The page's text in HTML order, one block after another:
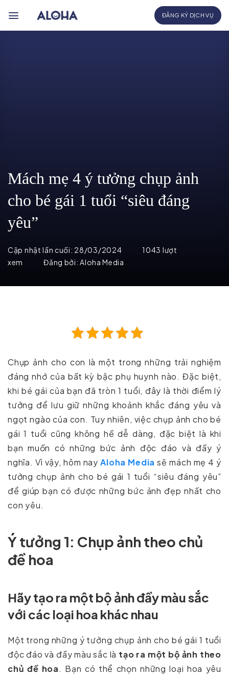
qua
ĐĂNG KÝ DỊCH VỤ
Mách mẹ 4 ý tưởng chụp ảnh
cho bé gái 1 tuổi “siêu đáng
yêu”
Cập nhật lần cuối: 28/03/2024
1043 lượt
xem
Đăng bởi:Aloha Media
Chụp ảnh cho con là một trong những trải nghiệm
đáng nhớ của bất kỳ bậc phụ huynh nào. Đặc biệt,
khi bé gái của bạn đã tròn 1 tuổi, đây là thời điểm lý
tưởng để lưu giữ những khoảnh khắc đáng yêu và
ngọt ngào của con. Tuy nhiên, việc chụp ảnh cho bé
gái 1 tuổi cũng không hề dễ dàng, đặc biệt là khi
bạn muốn có những bức ảnh độc đáo và đầy ý
nghĩa. Vì vậy, hôm nayAloha Media sẽ mách mẹ 4 ý
tưởng chụp ảnh cho bé gái 1 tuổi “siêu đáng yêu”
để giúp bạn có được những bức ảnh đẹp nhất cho
con yêu.
Ý tưởng 1: Chụp ảnh theo chủ
đề hoa
Hãy tạo ra một bộ ảnh đầy màu sắc
với các loại hoa khác nhau
Một trong những ý tưởng chụp ảnh cho bé gái 1 tuổi
độc đáo và đầy màu sắc là tạo ra một bộ ảnh theo
chủ đề hoa. Bạn có thể chọn những loại hoa yêu